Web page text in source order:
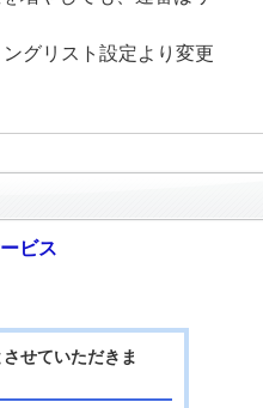
グリスト設定より変更
ビス
せていただきま